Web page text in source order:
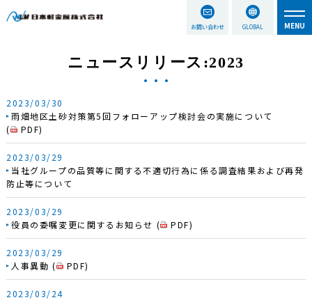
お問い合わせ GLOBAL
ニュースリリース:2023
2023/03/30
雨畑地区土砂対策第5回フォローアップ検討会の実施について
(
PDF)
2023/03/29
当社グループの品質等に関する不適切行為に係る調査結果および再発
防止等について
2023/03/29
役員の委嘱変更に関するお知らせ ( PDF)
2023/03/29
人事異動 ( PDF)
2023/03/24